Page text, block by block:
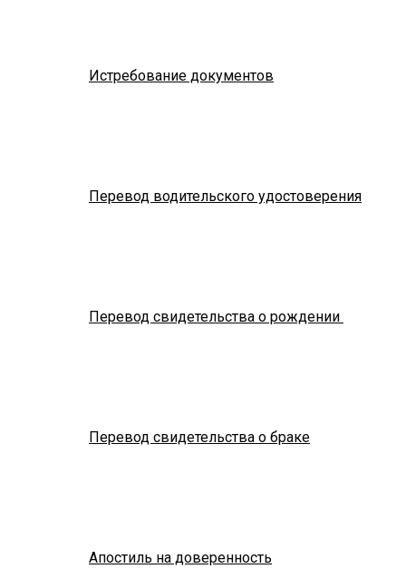
Истребование документов
Перевод водительского удостоверения
Перевод свидетельства о рождении
Перевод свидетельства о браке
Апостиль на доверенность